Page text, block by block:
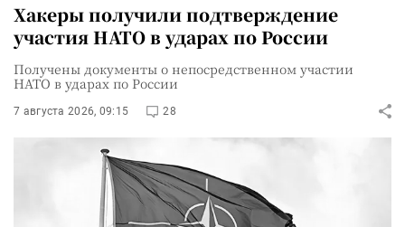
Хакеры получили подтверждение
участия НАТО в ударах по России
Получены документы о непосредственном участии
НАТО в ударах по России
7 августа 2026, 09:15 28